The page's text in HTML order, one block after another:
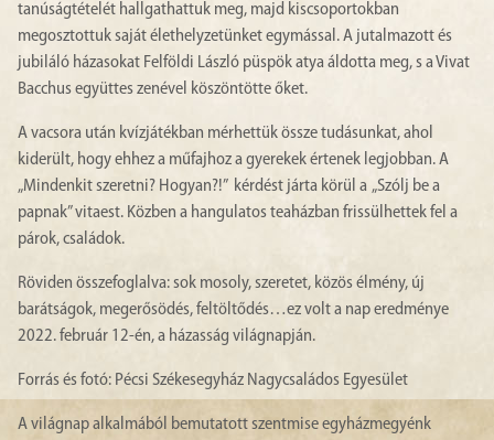
tanúságtételét hallgathattuk meg, majd kiscsoportokban
megosztottuk saját élethelyzetünket egymással. A jutalmazott és
jubiláló házasokat Felföldi László püspök atya áldotta meg, s a Vivat
Bacchus együttes zenével köszöntötte őket.
A vacsora után kvízjátékban mérhettük össze tudásunkat, ahol
kiderült, hogy ehhez a műfajhoz a gyerekek értenek legjobban. A
„Mindenkit szeretni? Hogyan?!” kérdést járta körül a „Szólj be a
papnak” vitaest. Közben a hangulatos teaházban frissülhettek fel a
párok, családok.
Röviden összefoglalva: sok mosoly, szeretet, közös élmény, új
barátságok, megerősödés, feltöltődés…ez volt a nap eredménye
2022. február 12-én, a házasság világnapján.
Forrás és fotó: Pécsi Székesegyház Nagycsaládos Egyesület
A világnap alkalmából bemutatott szentmise egyházmegyénk